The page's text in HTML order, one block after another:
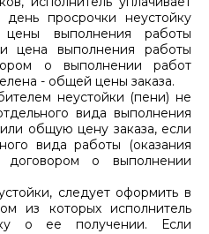
просрочки неустойку
выполнения работы
цена выполнения работы
о выполнении работ
- общей цены заказа.
неустойки (пени) не
вида выполнения
общую цену заказа, если
вида работы (оказания
договором о выполнении
следует оформить в
из которых исполнитель
о ее получении. Если